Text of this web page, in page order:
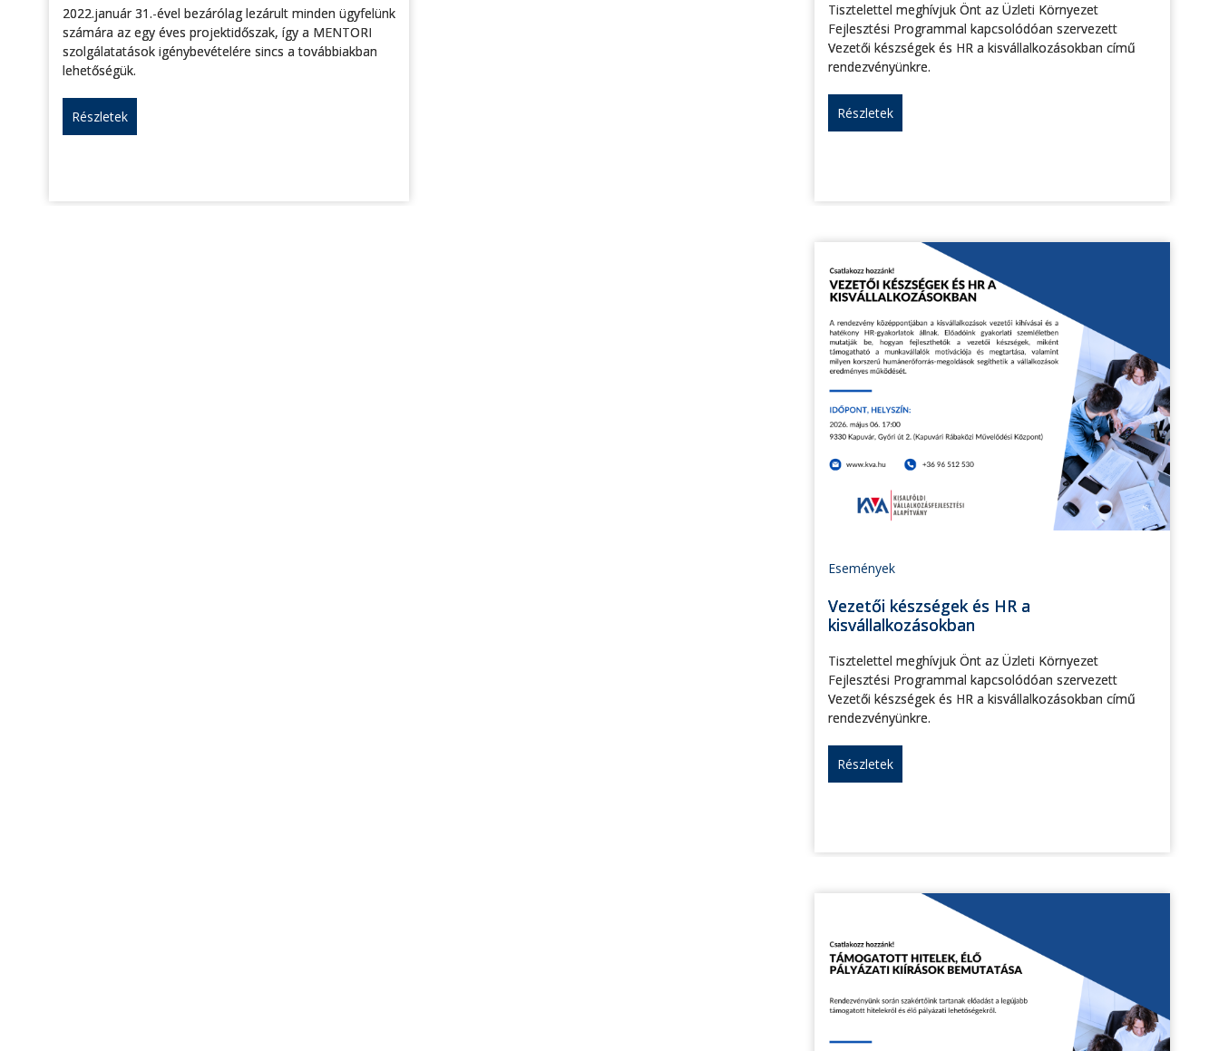
2022.január 31.-ével bezárólag lezárult minden ügyfelünk
számára az egy éves projektidőszak, így a MENTORI
szolgálatatások igénybevételére sincs a továbbiakban
lehetőségük.
Részletek
Tisztelettel meghívjuk Önt az Üzleti Környezet
Fejlesztési Programmal kapcsolódóan szervezett
Vezetői készségek és HR a kisvállalkozásokban című
rendezvényünkre.
Részletek
Események
Vezetői készségek és HR a
kisvállalkozásokban
Tisztelettel meghívjuk Önt az Üzleti Környezet
Fejlesztési Programmal kapcsolódóan szervezett
Vezetői készségek és HR a kisvállalkozásokban című
rendezvényünkre.
Részletek